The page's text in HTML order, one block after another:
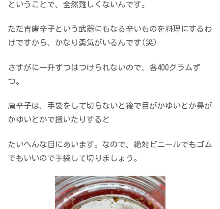
ということで、全然難しくないんです。
ただ青唐辛子という武器にもなる辛いものを料理にするわ
けですから、かなり勇気がいるんです(笑)
さすがに一升ずつはつけられないので、各400グラムず
つ。
唐辛子は、手袋をして切らないと後で目がかゆいとか鼻が
かゆいとかで掻いたりすると
たいへんな目にあいます。なので、絶対ビニールでもゴム
でもいいので手袋して切りましょう。